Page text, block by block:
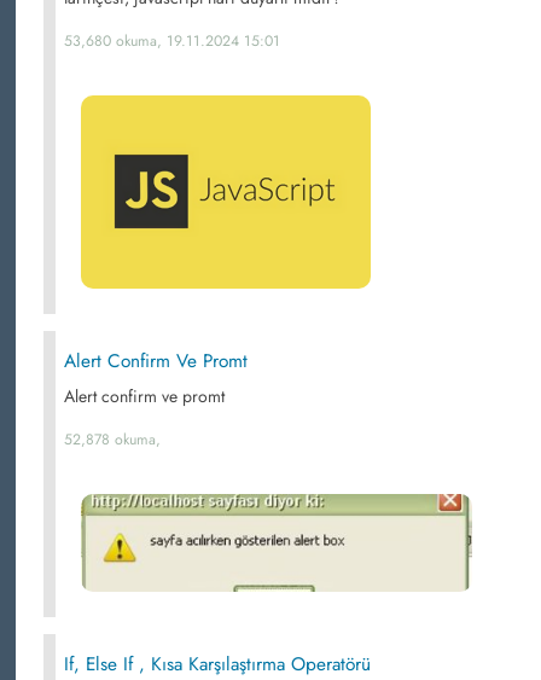
53,680 okuma, 19.11.2024 15:01
Alert Confirm Ve Promt
Alert confirm ve promt
52,878 okuma,
If, Else If , Kısa Karşılaştırma Operatörü